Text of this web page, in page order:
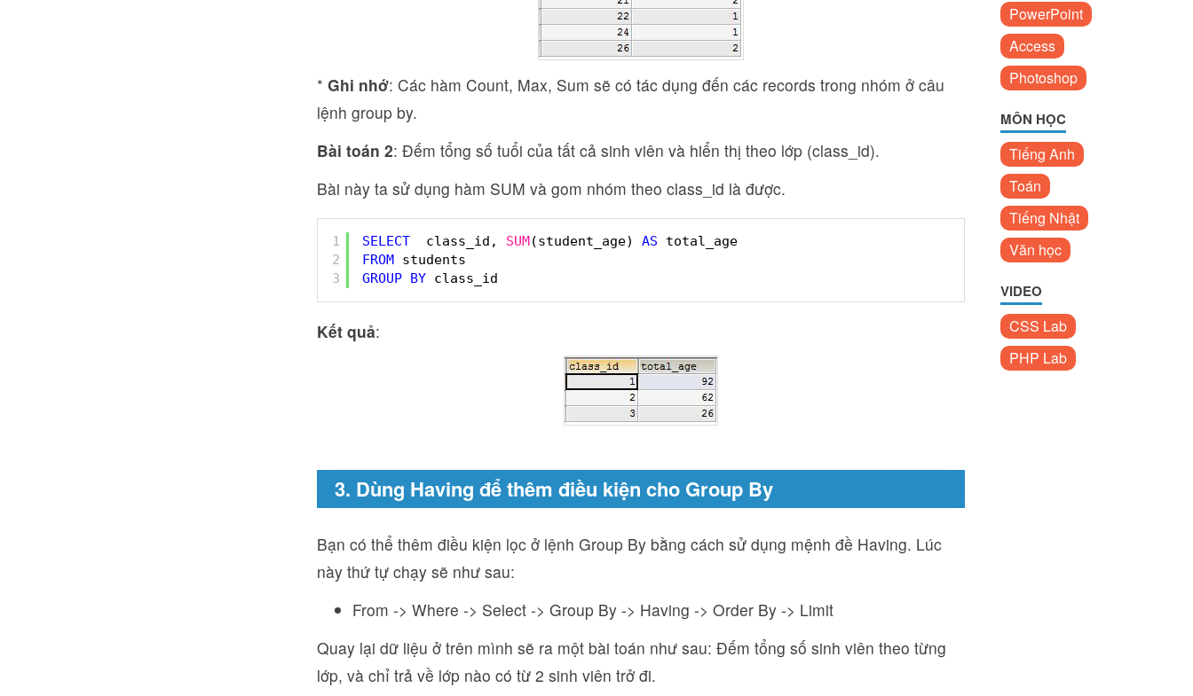
* Ghi nhớ: Các hàm Count, Max, Sum sẽ có tác dụng đến các records trong nhóm ở câu
lệnh group by.
Bài toán 2: Đếm tổng số tuổi của tất cả sinh viên và hiển thị theo lớp (class_id).
Bài này ta sử dụng hàm SUM và gom nhóm theo class_id là được.
1
2
3
SELECT class_id, SUM(student_age) AS
total_age
FROM students
GROUP BY class_id
Kết quả:
3. Dùng Having để thêm điều kiện cho Group By
Bạn có thể thêm điều kiện lọc ở lệnh Group By bằng cách sử dụng mệnh đề Having. Lúc
này thứ tự chạy sẽ như sau:
From -> Where -> Select -> Group By -> Having -> Order By -> Limit
Quay lại dữ liệu ở trên mình sẽ ra một bài toán như sau: Đếm tổng số sinh viên theo từng
lớp, và chỉ trả về lớp nào có từ 2 sinh viên trở đi.
PowerPoint
Access
Photoshop
MÔN HỌC
Tiếng Anh
Toán
Tiếng Nhật
Văn học
VIDEO
CSS Lab
PHP Lab